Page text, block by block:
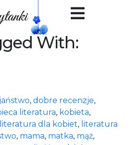
With:
, dobre recenzje,
literatura, kobieta,
literatura dla kobiet, literatura
, mama, matka, mąż,